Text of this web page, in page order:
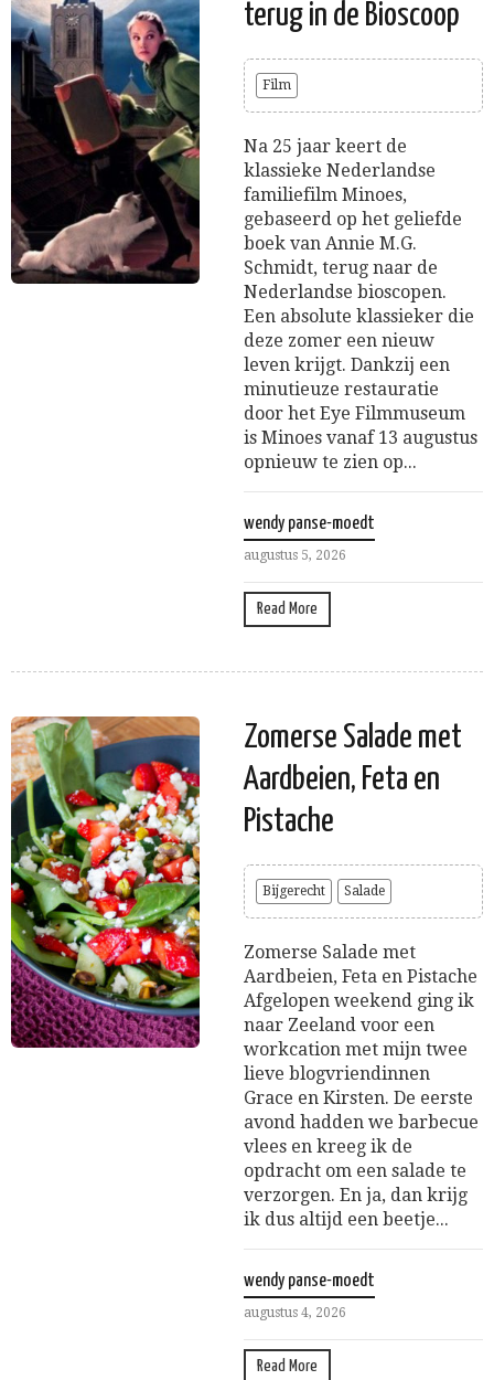
terug in de Bioscoop
Film
Na 25 jaar keert de
klassieke Nederlandse
familiefilm Minoes,
gebaseerd op het geliefde
boek van Annie M.G.
Schmidt, terug naar de
Nederlandse bioscopen.
Een absolute klassieker die
deze zomer een nieuw
leven krijgt. Dankzij een
minutieuze restauratie
door het Eye Filmmuseum
is Minoes vanaf 13 augustus
opnieuw te zien op...
wendy panse-moedt
augustus 5, 2026
Read More
Zomerse Salade met
Aardbeien, Feta en
Pistache
Bijgerecht Salade
Zomerse Salade met
Aardbeien, Feta en Pistache
Afgelopen weekend ging ik
naar Zeeland voor een
workcation met mijn twee
lieve blogvriendinnen
Grace en Kirsten. De eerste
avond hadden we barbecue
vlees en kreeg ik de
opdracht om een salade te
verzorgen. En ja, dan krijg
ik dus altijd een beetje...
wendy panse-moedt
augustus 4, 2026
Read More